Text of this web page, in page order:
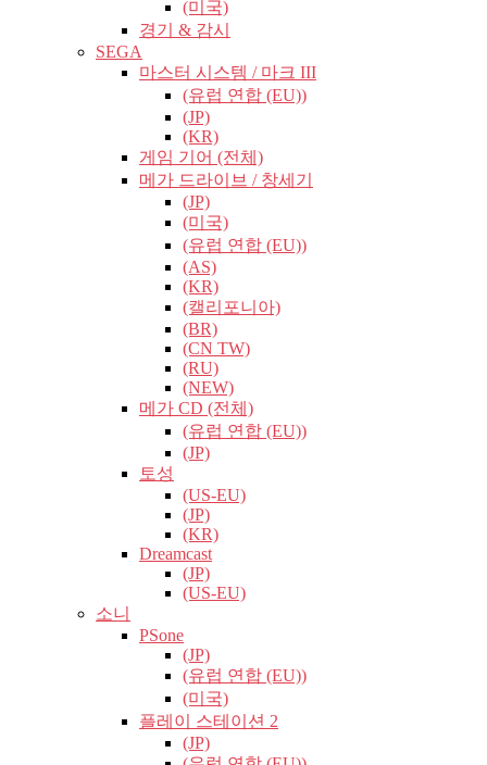
(미국)
경기 & 감시
SEGA
마스터 시스템 / 마크 III
(유럽​​ 연합 (EU))
(JP)
(KR)
게임 기어 (전체)
메가 드라이브 / 창세기
(JP)
(미국)
(유럽​​ 연합 (EU))
(AS)
(KR)
(캘리포니아)
(BR)
(CN TW)
(RU)
(NEW)
메가 CD (전체)
(유럽​​ 연합 (EU))
(JP)
토성
(US-EU)
(JP)
(KR)
Dreamcast
(JP)
(US-EU)
소니
PSone
(JP)
(유럽​​ 연합 (EU))
(미국)
플레이 스테이션 2
(JP)